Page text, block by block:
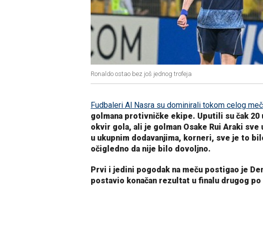
Ronaldo ostao bez još jednog trofeja
Fudbaleri Al Nasra su dominirali tokom celog
golmana protivničke ekipe. Uputili su čak 20
okvir gola, ali je golman Osake Rui Araki
u ukupnim dodavanjima, korneri, sve je to
očigledno da nije bilo dovoljno.
Prvi i jedini pogodak na meču postigao je
postavio konačan rezultat u finalu drugog